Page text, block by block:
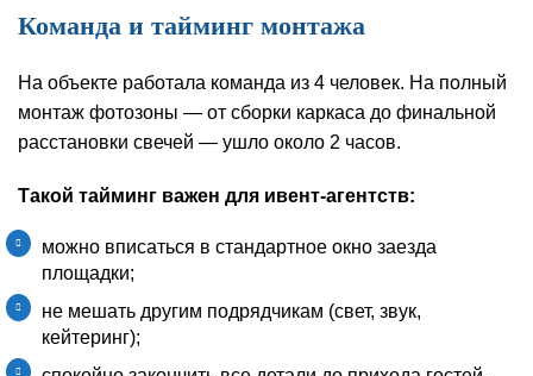
Команда и тайминг монтажа
На объекте работала команда из 4 человек. На полный
монтаж фотозоны — от сборки каркаса до финальной
расстановки свечей — ушло около 2 часов.
Такой тайминг важен для ивент‑агентств:
можно вписаться в стандартное окно заезда
площадки;
не мешать другим подрядчикам (свет, звук,
кейтеринг);